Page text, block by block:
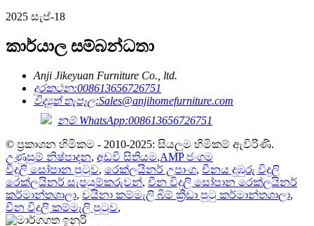
2025 සැප්-18
කාර්යාල සම්බන්ධතා
Anji Jikeyuan Furniture Co., ltd.
දුරකථන:008613656726751
විද්‍යුත් තැපෑල:Sales@anjihomefurniture.com
නම් WhatsApp:008613656726751
© ප්‍රකාශන හිමිකම - 2010-2025: සියලුම හිමිකම් ඇවිරිණි.
උණුසුම් නිෂ්පාදන, අඩවි සිතියම,AMP ජංගම
විදුලි සෝපාන පුටුව, රෙක්ලයිනර් උපාංග, චීනය දුඹුරු විදුලි
රෙක්ලයිනර් සැපයුම්කරුවන්, චීන විදුලි සෝපාන රෙක්ලයිනර්
කර්මාන්තශාලා, චයිනා කම්මැලි බිම් ක්‍රීඩා පුටු කර්මාන්තශාලා,
චීන විදුලි කම්මැලි පුටුව,